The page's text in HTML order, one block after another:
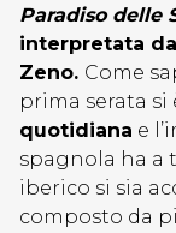
Paradiso delle
interpretata
Zeno. Come
prima serata si
quotidiana e
spagnola ha a
iberico si sia
composto da